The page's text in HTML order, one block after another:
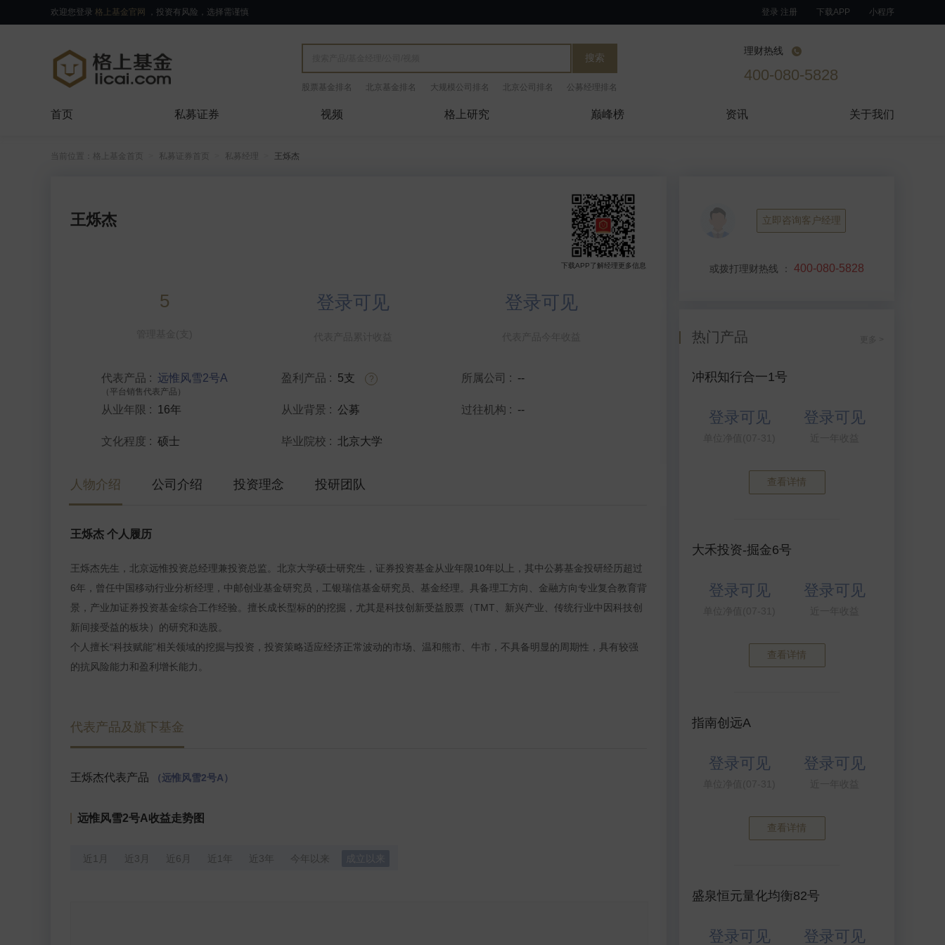
欢迎您登录 格上基金官网 ，投资有风险，选择需谨慎 登录 注册 下载APP 小程序
搜索
股票基金排名 北京基金排名 大规模公司排名 北京公司排名 公募经理排名
理财热线
400-080-5828
首页 私募证券 视频 格上研究 巅峰榜 资讯 关于我们
当前位置： 格上基金首页 私募证券首页 私募经理 王烁杰
王烁杰
下载APP了解经理更多信息
5 登录可见 登录可见
代表产品 : 远惟风雪2号A
（平台销售代表产品）
盈利产品 : 5支 ? 所属公司 : --
从业年限 : 16年 从业背景 : 公募 过往机构 : --
文化程度 : 硕士 毕业院校 : 北京大学
人物介绍 公司介绍 投资理念 投研团队
王烁杰 个人履历
王烁杰先生，北京远惟投资总经理兼投资总监。北京大学硕士研究生，证券投资基金从业年限10年以上，其中公募基金投研经历超过
6年，曾任中国移动行业分析经理，中邮创业基金研究员，工银瑞信基金研究员、基金经理。具备理工方向、金融方向专业复合教育背
景，产业加证券投资基金综合工作经验。擅长成长型标的的挖掘，尤其是科技创新受益股票（TMT、新兴产业、传统行业中因科技创
新间接受益的板块）的研究和选股。
个人擅长“科技赋能”相关领域的挖掘与投资，投资策略适应经济正常波动的市场、温和熊市、牛市，不具备明显的周期性，具有较强
的抗风险能力和盈利增长能力。
代表产品及旗下基金
王烁杰代表产品 （远惟风雪2号A）
远惟风雪2号A收益走势图
近1月 近3月 近6月 近1年 近3年 今年以来 成立以来
立即咨询客户经理
或拨打理财热线 ： 400-080-5828
热门产品
冲积知行合一1号
登录可见 登录可见
查看详情
大禾投资-掘金6号
登录可见 登录可见
查看详情
指南创远A
登录可见 登录可见
查看详情
盛泉恒元量化均衡82号
登录可见 登录可见